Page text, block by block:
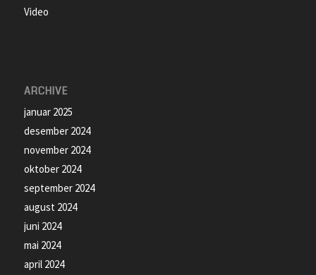
Video
ARCHIVE
januar 2025
desember 2024
november 2024
oktober 2024
september 2024
august 2024
juni 2024
mai 2024
april 2024